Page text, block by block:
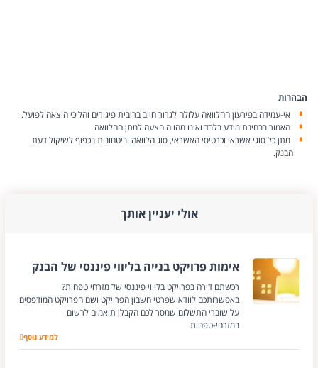
הבהרות
אי-עמידה בפירעון ההלוואה עלולה לגרור חיוב בריבית פיגורים והליכי הוצאה לפועל.
האמור בבחינת מידע בלבד ואינו מהווה הצעה למתן ההלוואה
מתן כל סוגי אשראי וכרטיסי האשראי, סוג הלוואה וביטחונות בכפוף לשיקול דעת
הבנק.
אולי יעניין אותך
אימות פרויקט בנייה בליווי פיננסי של הבנק
רכשתם דירה בפרויקט בליווי פיננסי של מזרחי טפחות?
באפשרותכם לוודא שפרטי חשבון הפרויקט ושם הפרויקט המודפסים
על שוברי התשלום שמסר לכם הקבלן תואמים לרשום
במזרחי-טפחות
אימות פרויקט
למידע נוסף